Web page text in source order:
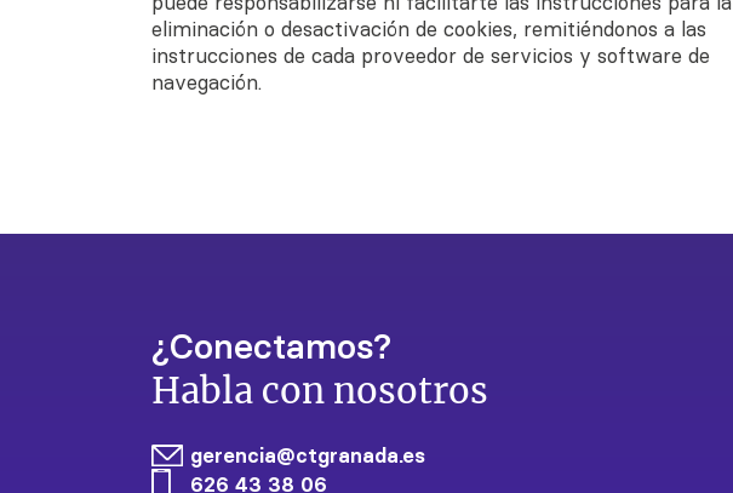
eliminación o desactivación de cookies, remitiéndonos a las
instrucciones de cada proveedor de servicios y software de
navegación.
¿Conectamos?
Habla con nosotros
gerencia@ctgranada.es
626 43 38 06